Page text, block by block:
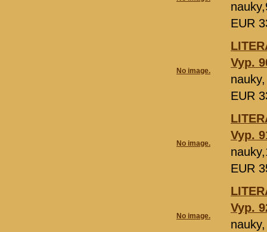
EUR
No image.
Vyp.
EUR
No image.
Vyp.
EUR
No image.
Vyp.